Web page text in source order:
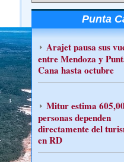
Punta
Arajet pausa sus
entre Mendoza y
Cana hasta octubre
Mitur estima
personas dependen
directamente del
en RD